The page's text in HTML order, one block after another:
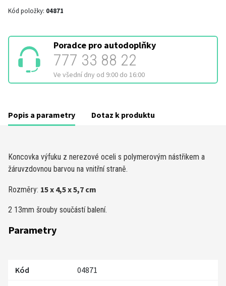
Kód položky: 04871
Poradce pro autodoplňky
777 33 88 22
Ve všední dny od 9:00 do 16:00
Popis a parametry Dotaz k produktu
Koncovka výfuku z nerezové oceli s polymerovým nástřikem a
žáruvzdovnou barvou na vnitřní straně.
Rozměry: 15 x 4,5 x 5,7 cm
2 13mm šrouby součástí balení.
Parametry
Kód
04871